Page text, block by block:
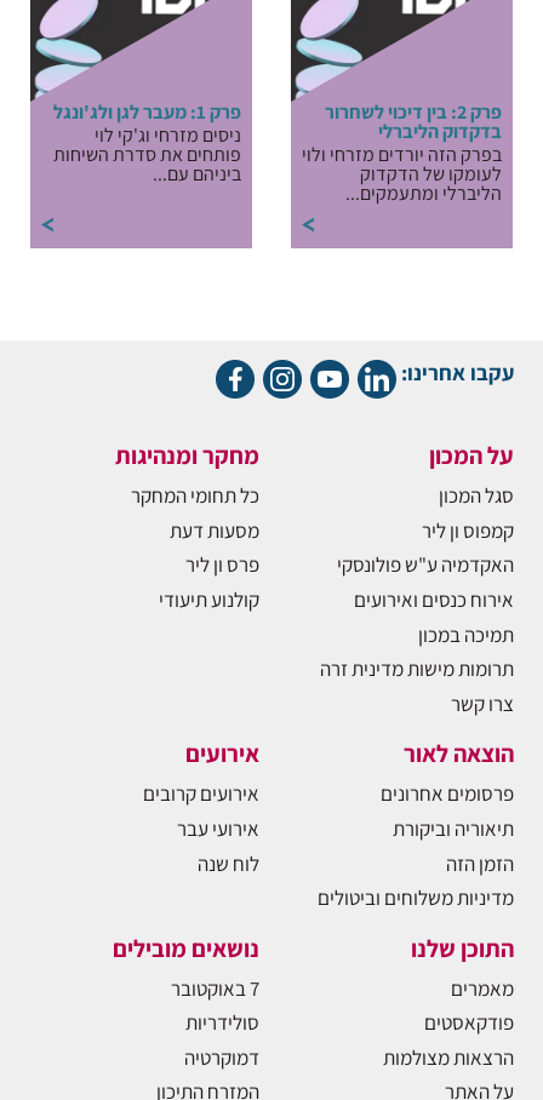
פרק 2: בין דיכוי לשחרור
בדקדוק הליברלי
בפרק הזה יורדים מזרחי ולוי
לעומקו של הדקדוק
הליברלי ומתעמקים...
פרק 1: מעבר לגן ולג'ונגל
ניסים מזרחי וג'קי לוי
פותחים את סדרת השיחות
ביניהם עם...
עקבו אחרינו:
על המכון
סגל המכון
קמפוס ון ליר
האקדמיה ע"ש פולונסקי
אירוח כנסים ואירועים
תמיכה במכון
תרומות מישות מדינית זרה
צרו קשר
מחקר ומנהיגות
כל תחומי המחקר
מסעות דעת
פרס ון ליר
קולנוע תיעודי
הוצאה לאור
פרסומים אחרונים
תיאוריה וביקורת
הזמן הזה
מדיניות משלוחים וביטולים
אירועים
אירועים קרובים
אירועי עבר
לוח שנה
התוכן שלנו
מאמרים
פודקאסטים
הרצאות מצולמות
על האתר
נושאים מובילים
7 באוקטובר
סולידריות
דמוקרטיה
המזרח התיכון